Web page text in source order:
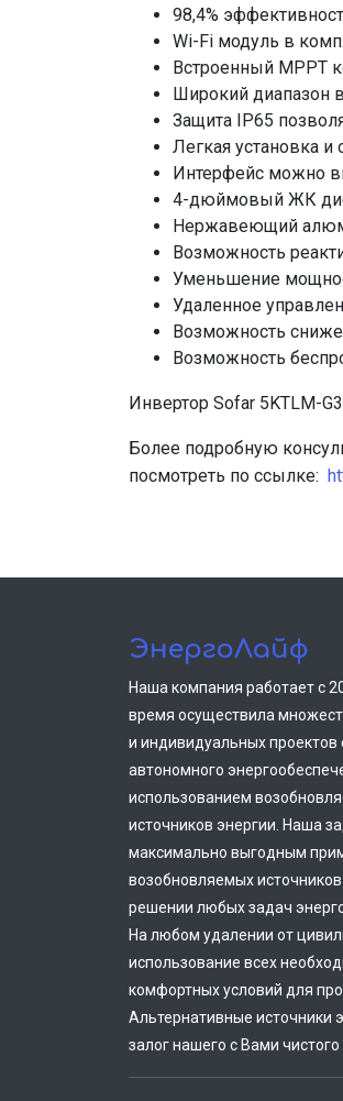
98,4%
Wi-Fi модуль в
Встроенный MPPT
Широкий диапазон
Защита IP65
Легкая установка и
Интерфейс можно
4-дюймовый ЖК
Нержавеющий
Возможность
Уменьшение
Удаленное
Возможность
Возможность
Инвертор Sofar 5KTLM-
Более подробную
посмотреть по ссылке:
ЭнергоЛайф
Наша компания работает с
время осуществила
и индивидуальных проектов
автономного
использованием
источников энергии. Наша
максимально выгодным
возобновляемых источников
решении любых задач
На любом удалении от
использование всех
комфортных условий для
Альтернативные источники
залог нашего с Вами